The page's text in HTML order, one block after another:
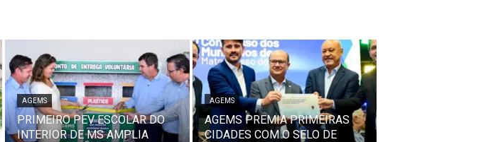
AGEMS
PRIMEIRO PEV ESCOLAR DO
INTERIOR DE MS AMPLIA
AGEMS
AGEMS PREMIA PRIMEIRAS
CIDADES COM O SELO DE